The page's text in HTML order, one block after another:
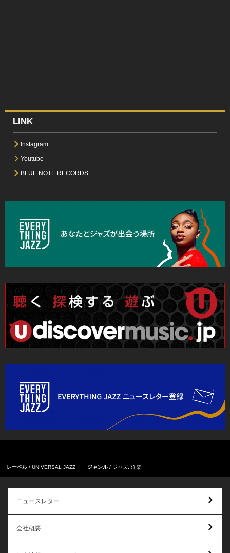
LINK
Instagram
Youtube
BLUE NOTE RECORDS
レーベル UNIVERSAL JAZZ ジャンル ジャズ 洋楽
ニュースレター
会社概要